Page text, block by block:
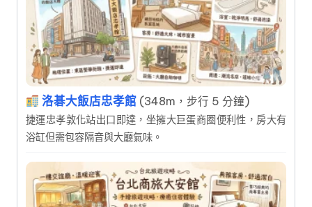
洛碁大飯店忠孝館 (348m，步行 5 分鐘)
捷運忠孝敦化站出口即達，坐擁大巨蛋商圈便利性，房大有
浴缸但需包容隔音與大廳氣味。